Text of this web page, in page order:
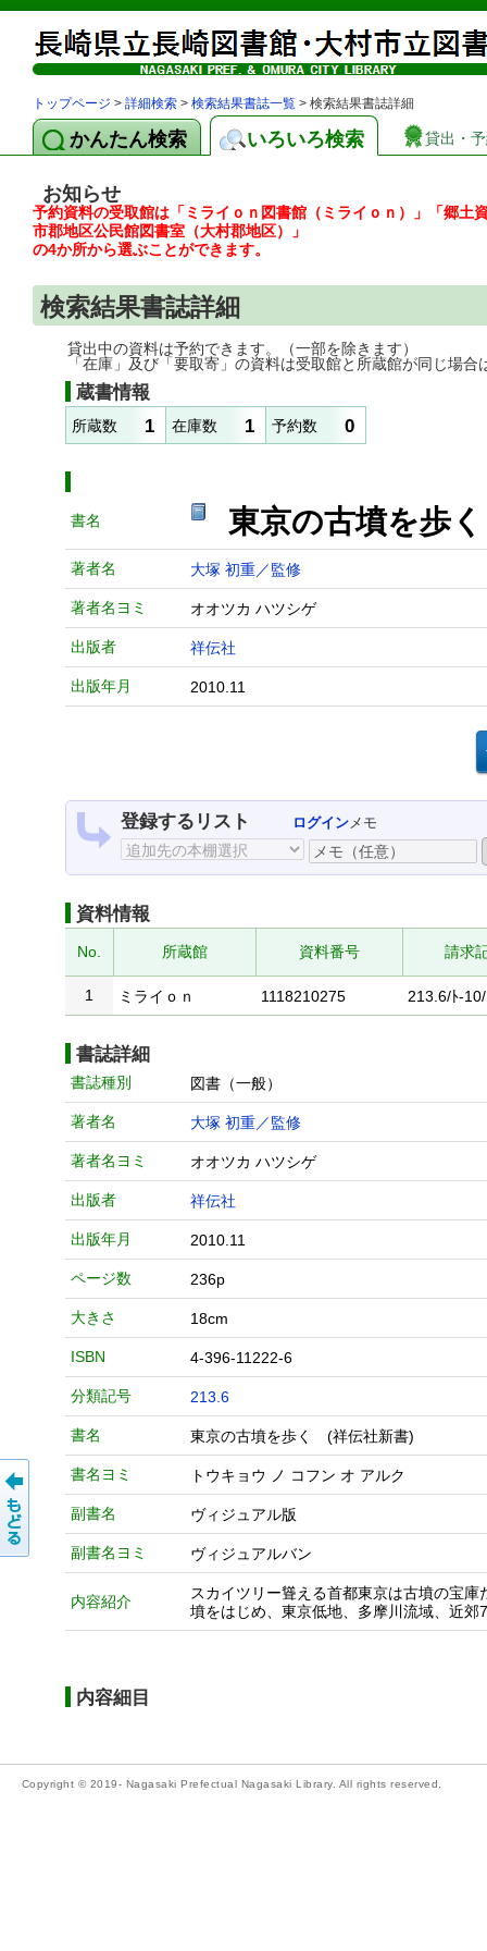
トップページ > 詳細検索 > 検索結果書誌一覧 > 検索結果書誌詳細
かんたん検索 いろいろ検索 貸出・
お知らせ
予約資料の受取館は「ミライｏｎ図書館（ミライｏｎ）」「郷
市郡地区公民館図書室（大村郡地区）」
の4か所から選ぶことができます。
検索結果書誌詳細
貸出中の資料は予約できます。（一部を除きます）
「在庫」及び「要取寄」の資料は受取館と所蔵館が同じ場合
蔵書情報
所蔵数 1 在庫数 1 予約数 0
書名 東京の古墳を歩
著者名 大塚 初重／監修
著者名ヨミ オオツカ ハツシゲ
出版者 祥伝社
出版年月 2010.11
登録するリスト ログインメモ
資料情報
No. 所蔵館 資料番号 請求
1 ミライｏｎ 1118210275 213.6/ﾄ-10/
書誌詳細
書誌種別 図書（一般）
著者名 大塚 初重／監修
著者名ヨミ オオツカ ハツシゲ
出版者 祥伝社
出版年月 2010.11
ページ数 236p
大きさ 18cm
ISBN 4-396-11222-6
分類記号 213.6
書名 東京の古墳を歩く (祥伝社新書)
書名ヨミ トウキョウ ノ コフン オ アルク
副書名 ヴィジュアル版
副書名ヨミ ヴィジュアルバン
内容紹介
スカイツリー聳える首都東京は古墳の宝
墳をはじめ、東京低地、多摩川流域、近郊
内容細目
Copyright © 2019- Nagasaki Prefectual Nagasaki Library. All rights reserved.